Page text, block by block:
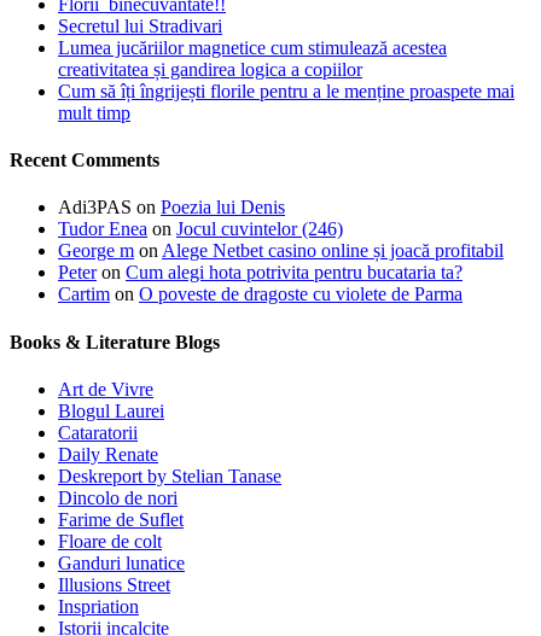
Secretul lui Stradivari
Lumea jucăriilor magnetice cum stimulează acestea
creativitatea și gandirea logica a copiilor
Cum să îți îngrijești florile pentru a le menține proaspete mai
mult timp
Recent Comments
Adi3PAS on Poezia lui Denis
Tudor Enea on Jocul cuvintelor (246)
George m on Alege Netbet casino online și joacă profitabil
Peteron Cum alegi hota potrivita pentru bucataria ta?
Cartim on O poveste de dragoste cu violete de Parma
Books & Literature Blogs
Art de Vivre
Blogul Laurei
Cataratorii
Daily Renate
Deskreport by Stelian Tanase
Dincolo de nori
Farime de Suflet
Floare de colt
Ganduri lunatice
Illusions Street
Inspriation
Istorii incalcite